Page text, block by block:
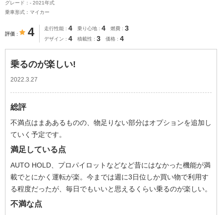
グレード：- 2021年式
乗車形式：マイカー
評価 4 走行性能 4 乗り心地 4 燃費 3
デザイン 4 積載性 3 価格 4
乗るのが楽しい!
2022.3.27
総評
不満点はまああるものの、物足りない部分はオプションを追加し
ていく予定です。
満足している点
AUTO HOLD、プロパイロットなどなど昔にはなかった機能が満
載でとにかく運転が楽。今までは週に3日位しか買い物で利用す
る程度だったが、毎日でもいいと思えるくらい乗るのが楽しい。
不満な点